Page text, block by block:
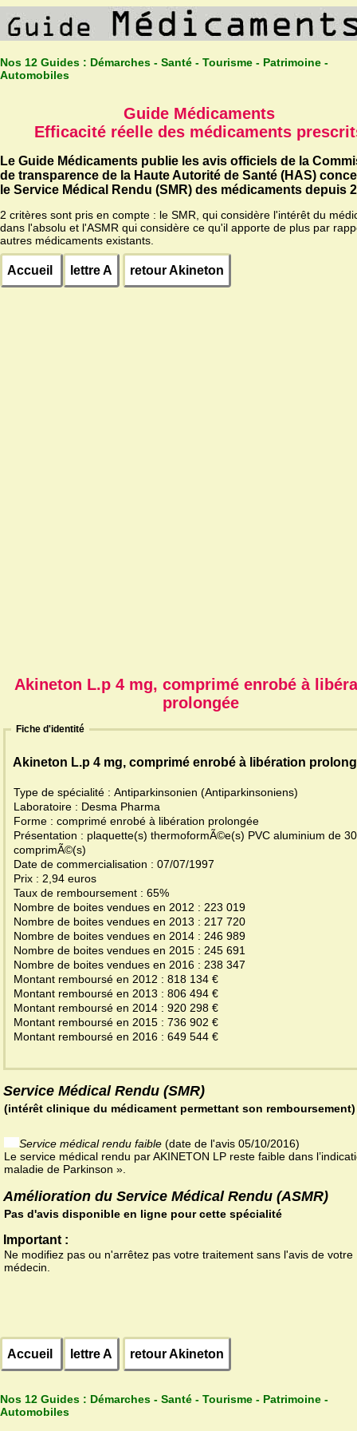
Nos 12 Guides : Démarches - Santé - Tourisme - Patrimoine -
Automobiles
Guide Médicaments
Efficacité réelle des médicaments
Le Guide Médicaments publie les avis officiels de la
de transparence de la Haute Autorité de Santé (HAS)
le Service Médical Rendu (SMR) des médicaments depuis
2 critères sont pris en compte : le SMR, qui considère l'intérêt du
dans l'absolu et l'ASMR qui considère ce qu'il apporte de plus par
autres médicaments existants.
Accueil lettre A retour Akineton
Akineton L.p 4 mg, comprimé enrobé à
prolongée
Fiche d'identité
Akineton L.p 4 mg, comprimé enrobé à libération
Type de spécialité : Antiparkinsonien (Antiparkinsoniens)
Laboratoire : Desma Pharma
Forme : comprimé enrobé à libération prolongée
Présentation : plaquette(s) thermoformÃ©e(s) PVC aluminium de 30
comprimÃ©(s)
Date de commercialisation : 07/07/1997
Prix : 2,94 euros
Taux de remboursement : 65%
Nombre de boites vendues en 2012 : 223 019
Nombre de boites vendues en 2013 : 217 720
Nombre de boites vendues en 2014 : 246 989
Nombre de boites vendues en 2015 : 245 691
Nombre de boites vendues en 2016 : 238 347
Montant remboursé en 2012 : 818 134 €
Montant remboursé en 2013 : 806 494 €
Montant remboursé en 2014 : 920 298 €
Montant remboursé en 2015 : 736 902 €
Montant remboursé en 2016 : 649 544 €
Service Médical Rendu (SMR)
(intérêt clinique du médicament permettant son remboursement)
Service médical rendu faible (date de l'avis 05/10/2016)
Le service médical rendu par AKINETON LP reste faible dans
maladie de Parkinson ».
Amélioration du Service Médical Rendu (ASMR)
Pas d'avis disponible en ligne pour cette spécialité
Important :
Ne modifiez pas ou n'arrêtez pas votre traitement sans l'avis de votre
médecin.
Accueil lettre A retour Akineton
Nos 12 Guides : Démarches - Santé - Tourisme - Patrimoine -
Automobiles